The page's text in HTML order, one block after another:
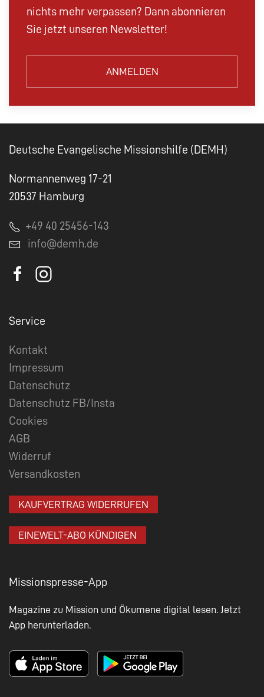
nichts mehr verpassen? Dann abonnieren
Sie jetzt unseren Newsletter!
ANMELDEN
Deutsche Evangelische Missionshilfe (DEMH)
Normannenweg 17-21
20537 Hamburg
+49 40 25456-143
info@demh.de
Service
Kontakt
Impressum
Datenschutz
Datenschutz FB/Insta
Cookies
AGB
Widerruf
Versandkosten
KAUFVERTRAG WIDERRUFEN
EINEWELT-ABO KÜNDIGEN
Missionspresse-App
Magazine zu Mission und Ökumene digital lesen. Jetzt
App herunterladen.